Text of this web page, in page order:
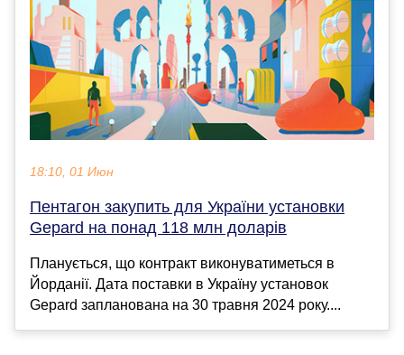
18:10, 01 Июн
Пентагон закупить для України установки
Gepard на понад 118 млн доларів
Планується, що контракт виконуватиметься в
Йорданії. Дата поставки в Україну установок
Gepard запланована на 30 травня 2024 року....